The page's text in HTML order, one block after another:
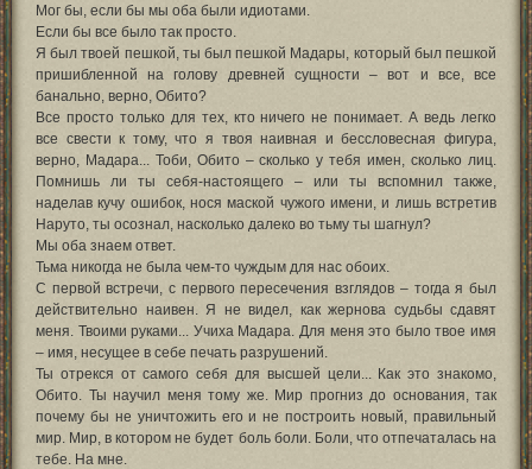
Мог бы, если бы мы оба были идиотами.
Если бы все было так просто.
Я был твоей пешкой, ты был пешкой Мадары, который был пешкой
пришибленной на голову древней сущности – вот и все, все
банально, верно, Обито?
Все просто только для тех, кто ничего не понимает. А ведь легко
все свести к тому, что я твоя наивная и бессловесная фигура,
верно, Мадара... Тоби, Обито – сколько у тебя имен, сколько лиц.
Помнишь ли ты себя-настоящего – или ты вспомнил также,
наделав кучу ошибок, нося маской чужого имени, и лишь встретив
Наруто, ты осознал, насколько далеко во тьму ты шагнул?
Мы оба знаем ответ.
Тьма никогда не была чем-то чуждым для нас обоих.
С первой встречи, с первого пересечения взглядов – тогда я был
действительно наивен. Я не видел, как жернова судьбы сдавят
меня. Твоими руками... Учиха Мадара. Для меня это было твое имя
– имя, несущее в себе печать разрушений.
Ты отрекся от самого себя для высшей цели... Как это знакомо,
Обито. Ты научил меня тому же. Мир прогниз до основания, так
почему бы не уничтожить его и не построить новый, правильный
мир. Мир, в котором не будет боль боли. Боли, что отпечаталась на
тебе. На мне.